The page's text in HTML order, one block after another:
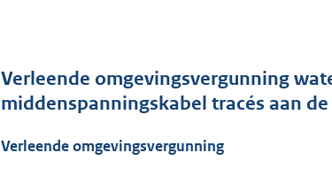
Verleende omgevingsvergunning
middenspanningskabel tracés aan
Verleende omgevingsvergunning